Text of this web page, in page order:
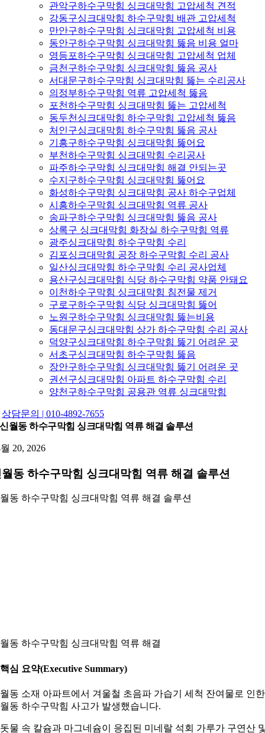
관악구하수구막힘 싱크대막힘 고압세척 견적
강동구싱크대막힘 하수구막힘 배관 고압세척
만안구하수구막힘 싱크대막힘 고압세척 비용
동안구하수구막힘 싱크대막힘 뚫음 비용 얼마
영등포하수구막힘 싱크대막힘 고압세척 업체
금천구하수구막힘 싱크대막힘 뚫음 공사
서대문구하수구막힘 싱크대막힘 뚫는 수리공사
의정부하수구막힘 역류 고압세척 뚫음
포천하수구막힘 싱크대막힘 뚫는 고압세척
동두천싱크대막힘 하수구막힘 고압세척 뚫음
처인구싱크대막힘 하수구막힘 뚫음 공사
기흥구하수구막힘 싱크대막힘 뚫어요
부천하수구막힘 싱크대막힘 수리공사
파주하수구막힘 싱크대막힘 해결 안되는곳
수지구하수구막힘 싱크대막힘 뚫어요
화성하수구막힘 싱크대막힘 공사 하수구업체
시흥하수구막힘 싱크대막힘 역류 공사
송파구하수구막힘 싱크대막힘 뚫음 공사
상록구 싱크대막힘 화장실 하수구막힘 역류
광주싱크대막힘 하수구막힘 수리
김포싱크대막힘 공장 하수구막힘 수리 공사
일산싱크대막힘 하수구막힘 수리 공사업체
용산구싱크대막힘 식당 하수구막힘 약품 안돼요
이천하수구막힘 싱크대막힘 침전물 제거
구로구하수구막힘 식당 싱크대막힘 뚫어
노원구하수구막힘 싱크대막힘 뚫는비용
동대문구싱크대막힘 상가 하수구막힘 수리 공사
덕양구싱크대막힘 하수구막힘 뚫기 어려운 곳
서초구싱크대막힘 하수구막힘 뚫음
장안구하수구막힘 싱크대막힘 뚫기 어려운 곳
권선구싱크대막힘 아파트 하수구막힘 수리
양천구하수구막힘 공용관 역류 싱크대막힘
상담문의 | 010-4892-7655
신월동 하수구막힘 싱크대막힘 역류 해결 솔루션
20, 2026
동 하수구막힘 싱크대막힘 역류 해결 솔루션
동 하수구막힘 싱크대막힘 역류 해결 솔루션
동 하수구막힘 싱크대막힘 역류 해결
심 요약(Executive Summary)
동 소재 아파트에서 겨울철 초음파 가습기 세척 잔여물로 인한
동 하수구막힘 사고가 발생했습니다.
물 속 칼슘과 마그네슘이 응집된 미네랄 석회 가루가 구연산